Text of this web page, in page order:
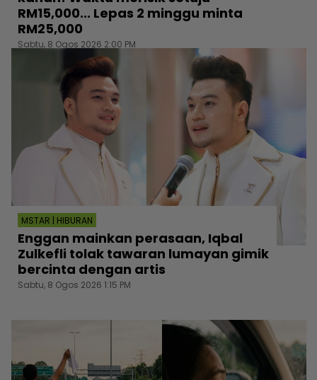
RM15,000... Lepas 2 minggu minta
RM25,000
Sabtu, 8 Ogos 2026 2:00 PM
MSTAR | HIBURAN
Enggan mainkan perasaan, Iqbal
Zulkefli tolak tawaran lumayan gimik
bercinta dengan artis
Sabtu, 8 Ogos 2026 1:15 PM